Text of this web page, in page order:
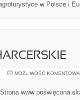
w Polsce i
MOŻLIWOŚĆ
Strona www poświęcona